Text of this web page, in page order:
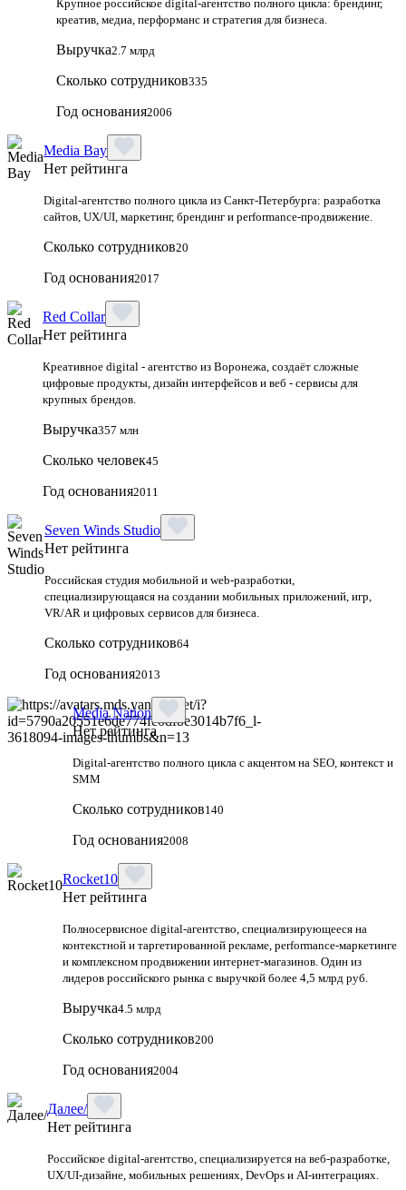
Крупное российское digital‑агентство полного цикла: брендинг,
креатив, медиа, перформанс и стратегия для бизнеса.
Выручка2.7 млрд
Сколько сотрудников335
Год основания2006
Media Bay
Нет рейтинга
Digital‑агентство полного цикла из Санкт‑Петербурга: разработка
сайтов, UX/UI, маркетинг, брендинг и performance‑продвижение.
Сколько сотрудников20
Год основания2017
Red Collar
Нет рейтинга
Креативное digital - агентство из Воронежа, создаёт сложные
цифровые продукты, дизайн интерфейсов и веб - сервисы для
крупных брендов.
Выручка357 млн
Сколько человек45
Год основания2011
Seven Winds Studio
Нет рейтинга
Российская студия мобильной и web-разработки,
специализирующаяся на создании мобильных приложений, игр,
VR/AR и цифровых сервисов для бизнеса.
Сколько сотрудников64
Год основания2013
Media Nation
Нет рейтинга
Digital-агентство полного цикла с акцентом на SEO, контекст и
SMM
Сколько сотрудников140
Год основания2008
Rocket10
Нет рейтинга
Полносервисное digital-агентство, специализирующееся на
контекстной и таргетированной рекламе, performance-маркетинге
и комплексном продвижении интернет-магазинов. Один из
лидеров российского рынка с выручкой более 4,5 млрд руб.
Выручка4.5 млрд
Сколько сотрудников200
Год основания2004
Далее/
Нет рейтинга
Российское digital-агентство, специализируется на веб-разработке,
UX/UI-дизайне, мобильных решениях, DevOps и AI-интеграциях.